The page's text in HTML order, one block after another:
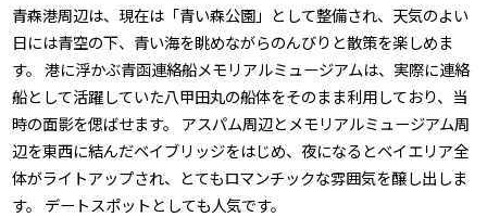
青森港周辺は、現在は「青い森公園」として整備され、天気のよい
日には青空の下、青い海を眺めながらのんびりと散策を楽しめま
す。 港に浮かぶ青函連絡船メモリアルミュージアムは、実際に連絡
船として活躍していた八甲田丸の船体をそのまま利用しており、当
時の面影を偲ばせます。 アスパム周辺とメモリアルミュージアム周
辺を東西に結んだベイブリッジをはじめ、夜になるとベイエリア全
体がライトアップされ、とてもロマンチックな雰囲気を醸し出しま
す。 デートスポットとしても人気です。